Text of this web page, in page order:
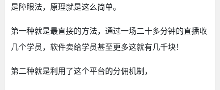
是障眼法，原理就是这么简单。
第一种就是最直接的方法，通过一场二十多分钟的直播收
几个学员，软件卖给学员甚至更多这就有几千块！
第二种就是利用了这个平台的分佣机制，